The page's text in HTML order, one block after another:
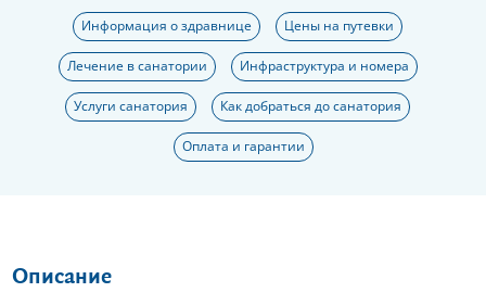
Информация о здравнице Цены на путевки
Лечение в санатории Инфраструктура и номера
Услуги санатория Как добраться до санатория
Оплата и гарантии
Описание